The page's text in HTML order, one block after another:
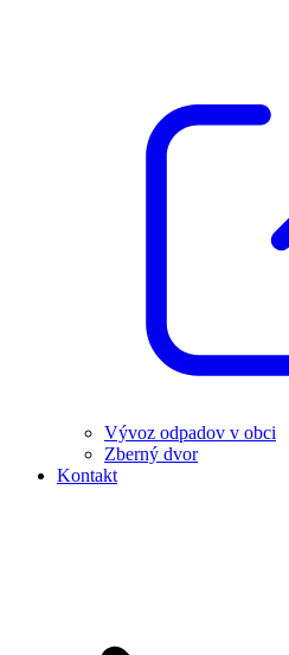
Vývoz odpadov v obci
Zberný dvor
Kontakt